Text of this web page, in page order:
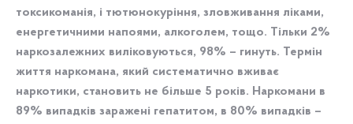
токсикоманія, і тютюнокуріння, зловживання ліками,
енергетичними напоями, алкоголем, тощо. Тільки 2%
наркозалежних виліковуються, 98% – гинуть. Термін
життя наркомана, який систематично вживає
наркотики, становить не більше 5 років. Наркомани в
89% випадків заражені гепатитом, в 80% випадків –